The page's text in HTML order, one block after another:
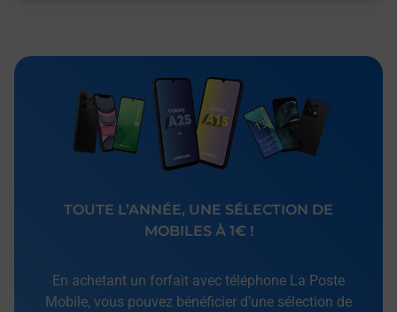
TOUTE L’ANNÉE, UNE SÉLECTION DE
MOBILES À 1€ !
En achetant un forfait avec téléphone La Poste
Mobile, vous pouvez bénéficier d’une sélection de